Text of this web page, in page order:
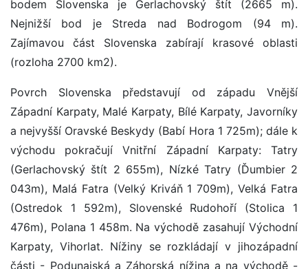
bodem Slovenska je Gerlachovský štít (2665 m).
Nejnižší bod je Streda nad Bodrogom (94 m).
Zajímavou část Slovenska zabírají krasové oblasti
(rozloha 2700 km2).
Povrch Slovenska představují od západu Vnější
Západní Karpaty, Malé Karpaty, Bílé Karpaty, Javorníky
a nejvyšší Oravské Beskydy (Babí Hora 1 725m); dále k
východu pokračují Vnitřní Západní Karpaty: Tatry
(Gerlachovský štít 2 655m), Nízké Tatry (Ďumbier 2
043m), Malá Fatra (Velký Kriváň 1 709m), Velká Fatra
(Ostredok 1 592m), Slovenské Rudohoří (Stolica 1
476m), Polana 1 458m. Na východě zasahují Východní
Karpaty, Vihorlat. Nížiny se rozkládají v jihozápadní
části - Podunajská a Záhorská nížina a na východě -